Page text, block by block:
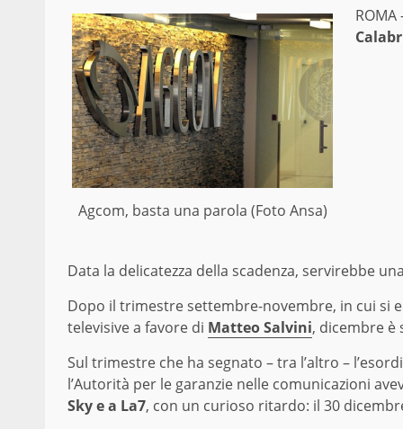
Agcom, basta una parola (Foto Ansa)
Data la delicatezza della scadenza, servirebbe
Dopo il trimestre settembre-novembre, in cui si
televisive a favore di Matteo Salvini, dicembre
Sul trimestre che ha segnato – tra l’altro –
l’Autorità per le garanzie nelle comunicazioni
Sky e a La7, con un curioso ritardo: il 30